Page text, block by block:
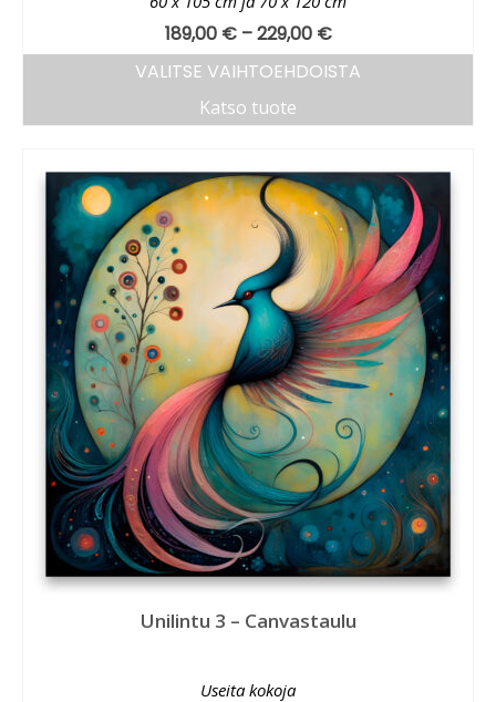
189,00 € –229,00 €
VALITSE VAIHTOEHDOISTA
Katso tuote
Unilintu 3 – Canvastaulu
Useita kokoja